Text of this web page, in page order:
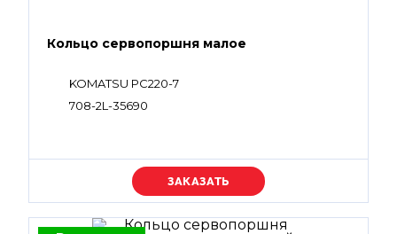
Кольцо сервопоршня малое
KOMATSU PC220-7
708-2L-35690
Уточняйте цену